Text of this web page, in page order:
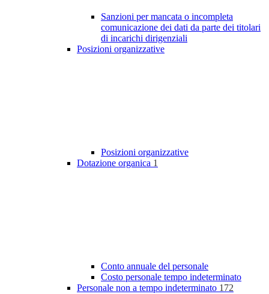
Sanzioni per mancata o incompleta
comunicazione dei dati da parte dei titolari
di incarichi dirigenziali
Posizioni organizzative
Posizioni organizzative
Dotazione organica 1
Conto annuale del personale
Costo personale tempo indeterminato
Personale non a tempo indeterminato 172